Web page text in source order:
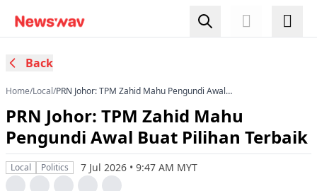
Back
Home/Local/PRN Johor: TPM Zahid Mahu Pengundi Awal
PRN Johor: TPM Zahid Mahu
Pengundi Awal Buat Pilihan Terbaik
Local Politics 7 Jul 2026 • 9:47 AM MYT